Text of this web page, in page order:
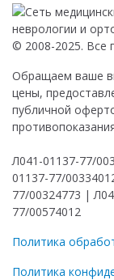
© 2008-2025. Все
Обращаем ваше
цены,
публичной
Л041-01137-77/
01137-77/
77/00324773 |
77/00574012
Политика
Политика